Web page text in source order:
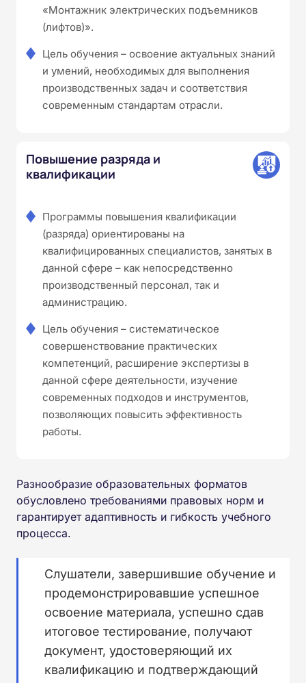
«Монтажник электрических подъемников
(лифтов)».
Цель обучения – освоение актуальных знаний
и умений, необходимых для выполнения
производственных задач и соответствия
современным стандартам отрасли.
Повышение разряда и
квалификации
Программы повышения квалификации
(разряда) ориентированы на
квалифицированных специалистов, занятых в
данной сфере – как непосредственно
производственный персонал, так и
администрацию.
Цель обучения – систематическое
совершенствование практических
компетенций, расширение экспертизы в
данной сфере деятельности, изучение
современных подходов и инструментов,
позволяющих повысить эффективность
работы.
Разнообразие образовательных форматов
обусловлено требованиями правовых норм и
гарантирует адаптивность и гибкость учебного
процесса.
Слушатели, завершившие обучение и
продемонстрировавшие успешное
освоение материала, успешно сдав
итоговое тестирование, получают
документ, удостоверяющий их
квалификацию и подтверждающий